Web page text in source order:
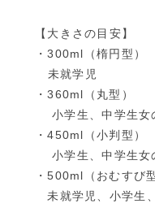
【大きさの目安】
・300ml（楕円型）
未就学児
・360ml（丸型）
小学生、中学生女
・450ml（小判型）
小学生、中学生女
・500ml（おむすび型
未就学児、小学生